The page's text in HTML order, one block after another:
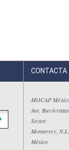
CONTACTA
MOCAP
Ave.
Sector.
Monterrey,
México